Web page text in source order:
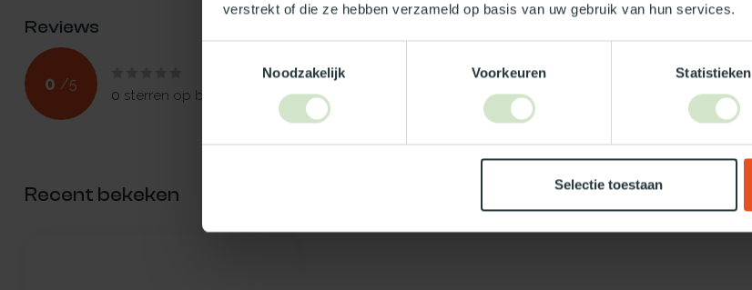
verstrekt of die ze hebben verzameld op basis van uw gebruik van hun services.
Noodzakelijk
Voorkeuren Statistieken
Selectie toestaan
Reviews
0 /5
0 sterren op basis van beoordelingen
Recent bekeken